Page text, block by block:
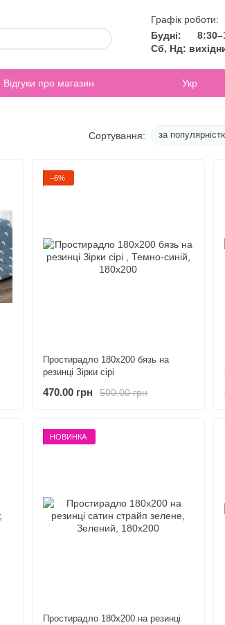
Графік роботи:
Будні:
Сб, Нд:
Відгуки про магазин Укр
Сортування: за
−6%
Простирадло 180х200 бязь на
резинці Зірки сірі
500.00 грн
470.00 грн
НОВИНКА
Простирадло 180х200 на резинці